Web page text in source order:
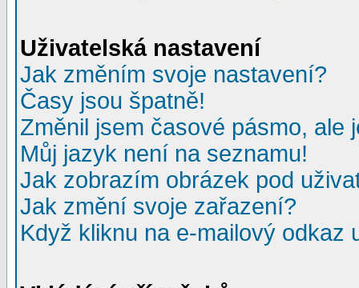
Uživatelská nastavení
Jak změním svoje nastavení?
Časy jsou špatně!
Změnil jsem časové pásmo, ale
Můj jazyk není na seznamu!
Jak zobrazím obrázek pod
Jak změní svoje zařazení?
Když kliknu na e-mailový odkaz